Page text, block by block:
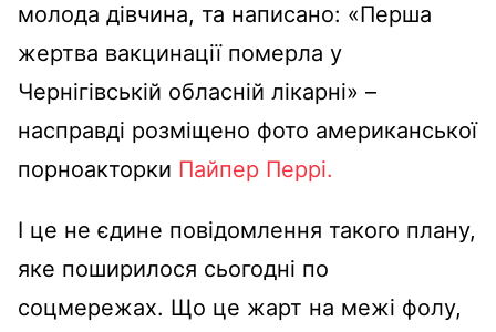
молода дівчина, та написано: «Перша
жертва вакцинації померла у
Чернігівській обласній лікарні» –
насправді розміщено фото американської
порноакторки Пайпер Перрі.
І це не єдине повідомлення такого плану,
яке поширилося сьогодні по
соцмережах. Що це жарт на межі фолу,